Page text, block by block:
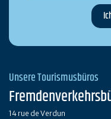
Unsere Tourismusbüros
14 rue de Verdun